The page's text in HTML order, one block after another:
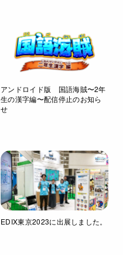
アンドロイド版 国語海賊〜2年
生の漢字編〜配信停止のお知ら
せ
EDIX東京2023に出展しました。